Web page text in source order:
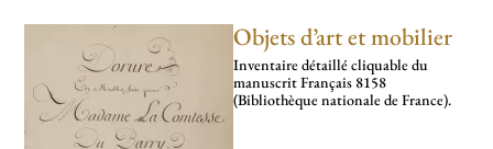
Objets d’art et mobilier
Inventaire détaillé cli­­qua­­ble du
manus­­crit Français 8158
(Bibliothèque nationale de France).